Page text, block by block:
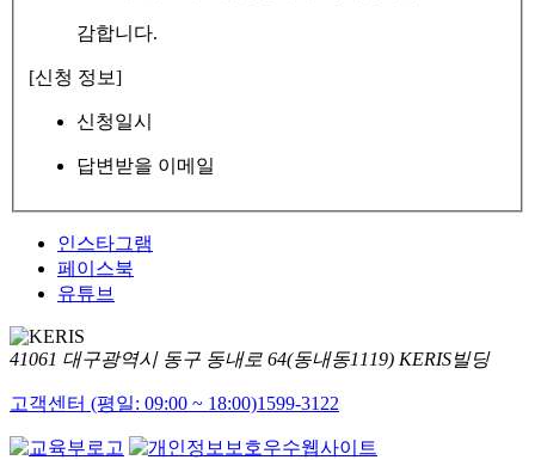
감합니다.
[신청 정보]
신청일시
답변받을 이메일
인스타그램
페이스북
유튜브
41061 대구광역시 동구 동내로 64(동내동1119) KERIS빌딩
고객센터 (평일: 09:00 ~ 18:00)1599-3122